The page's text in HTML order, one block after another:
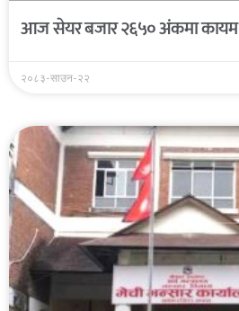
आज सेयर बजार २६५० अंकमा कायम
२०८३-साउन-२२